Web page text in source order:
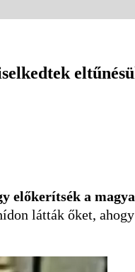
előkerítsék a
látták őket,